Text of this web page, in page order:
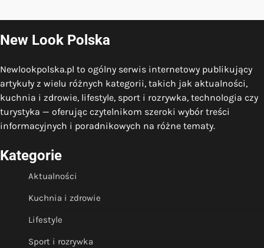
New Look Polska
Newlookpolska.pl to ogólny serwis internetowy publikujący
artykuły z wielu różnych kategorii, takich jak aktualności,
kuchnia i zdrowie, lifestyle, sport i rozrywka, technologia czy
turystyka — oferując czytelnikom szeroki wybór treści
informacyjnych i poradnikowych na różne tematy.
Kategorie
Aktualności
Kuchnia i zdrowie
Lifestyle
Sport i rozrywka